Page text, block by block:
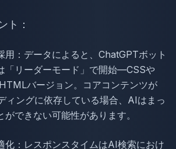
ト：
：データによると、ChatGPTボット
「リーダーモード」で開始—CSSや
バージョン。コアコンテンツが
ングに依存している場合、AIはまっ
できない可能性があります。
化：レスポンスタイムはAI検索におけ